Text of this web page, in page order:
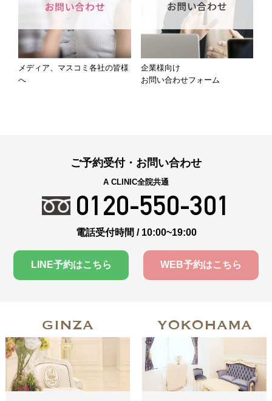
メディア、マスコミ各社の皆様
へ
企業様向け
お問い合わせフォーム
ご予約受付・お問い合わせ
A CLINIC全院共通
0120-550-301
電話受付時間 / 10:00~19:00
LINE予約はこちら WEB予約はこちら
GINZA YOKOHAMA